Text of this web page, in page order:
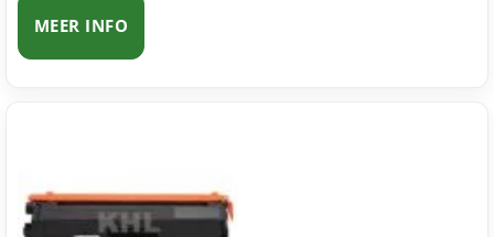
MEER INFO